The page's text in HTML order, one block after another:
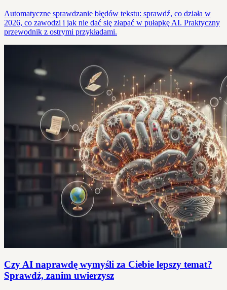
Automatyczne sprawdzanie błędów tekstu: sprawdź, co działa w
2026, co zawodzi i jak nie dać się złapać w pułapkę AI. Praktyczny
przewodnik z ostrymi przykładami.
Czy AI naprawdę wymyśli za Ciebie lepszy temat?
Sprawdź, zanim uwierzysz